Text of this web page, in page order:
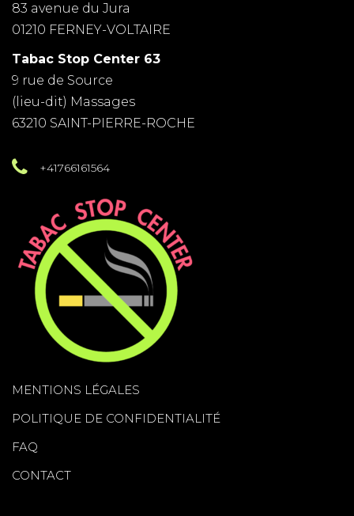
83 avenue du Jura
01210 FERNEY-VOLTAIRE
Tabac Stop Center 63
9 rue de Source
(lieu-dit) Massages
63210 SAINT-PIERRE-ROCHE
+41766161564
MENTIONS LÉGALES
POLITIQUE DE CONFIDENTIALITÉ
FAQ
CONTACT